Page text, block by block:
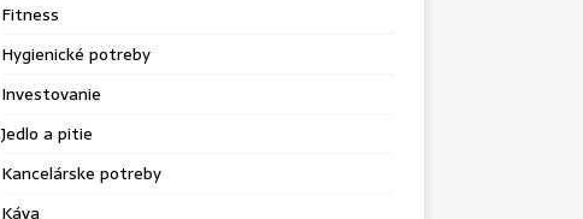
Fitness
Hygienické potreby
Investovanie
Jedlo a pitie
Kancelárske potreby
Káva